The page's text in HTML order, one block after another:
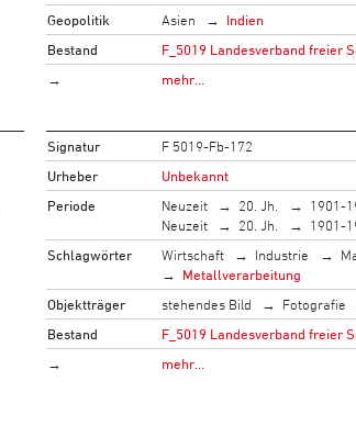
Geopolitik
Asien
Indien
Bestand
F_5019 Landesverband freier
→
mehr…
Signatur
F 5019-Fb-172
Urheber
Unbekannt
Periode
Neuzeit 20. Jh. 1901-
Neuzeit
20. Jh. 1901-
Schlagwörter
Wirtschaft Industrie
Metallverarbeitung
Objektträger
stehendes Bild Fotografie
Bestand
F_5019 Landesverband freier
→
mehr…